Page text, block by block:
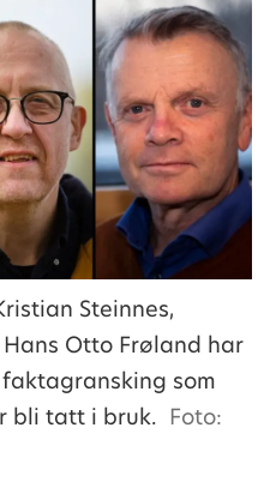
Steinnes,
Otto Frøland har
som
bli tatt i bruk. Foto: